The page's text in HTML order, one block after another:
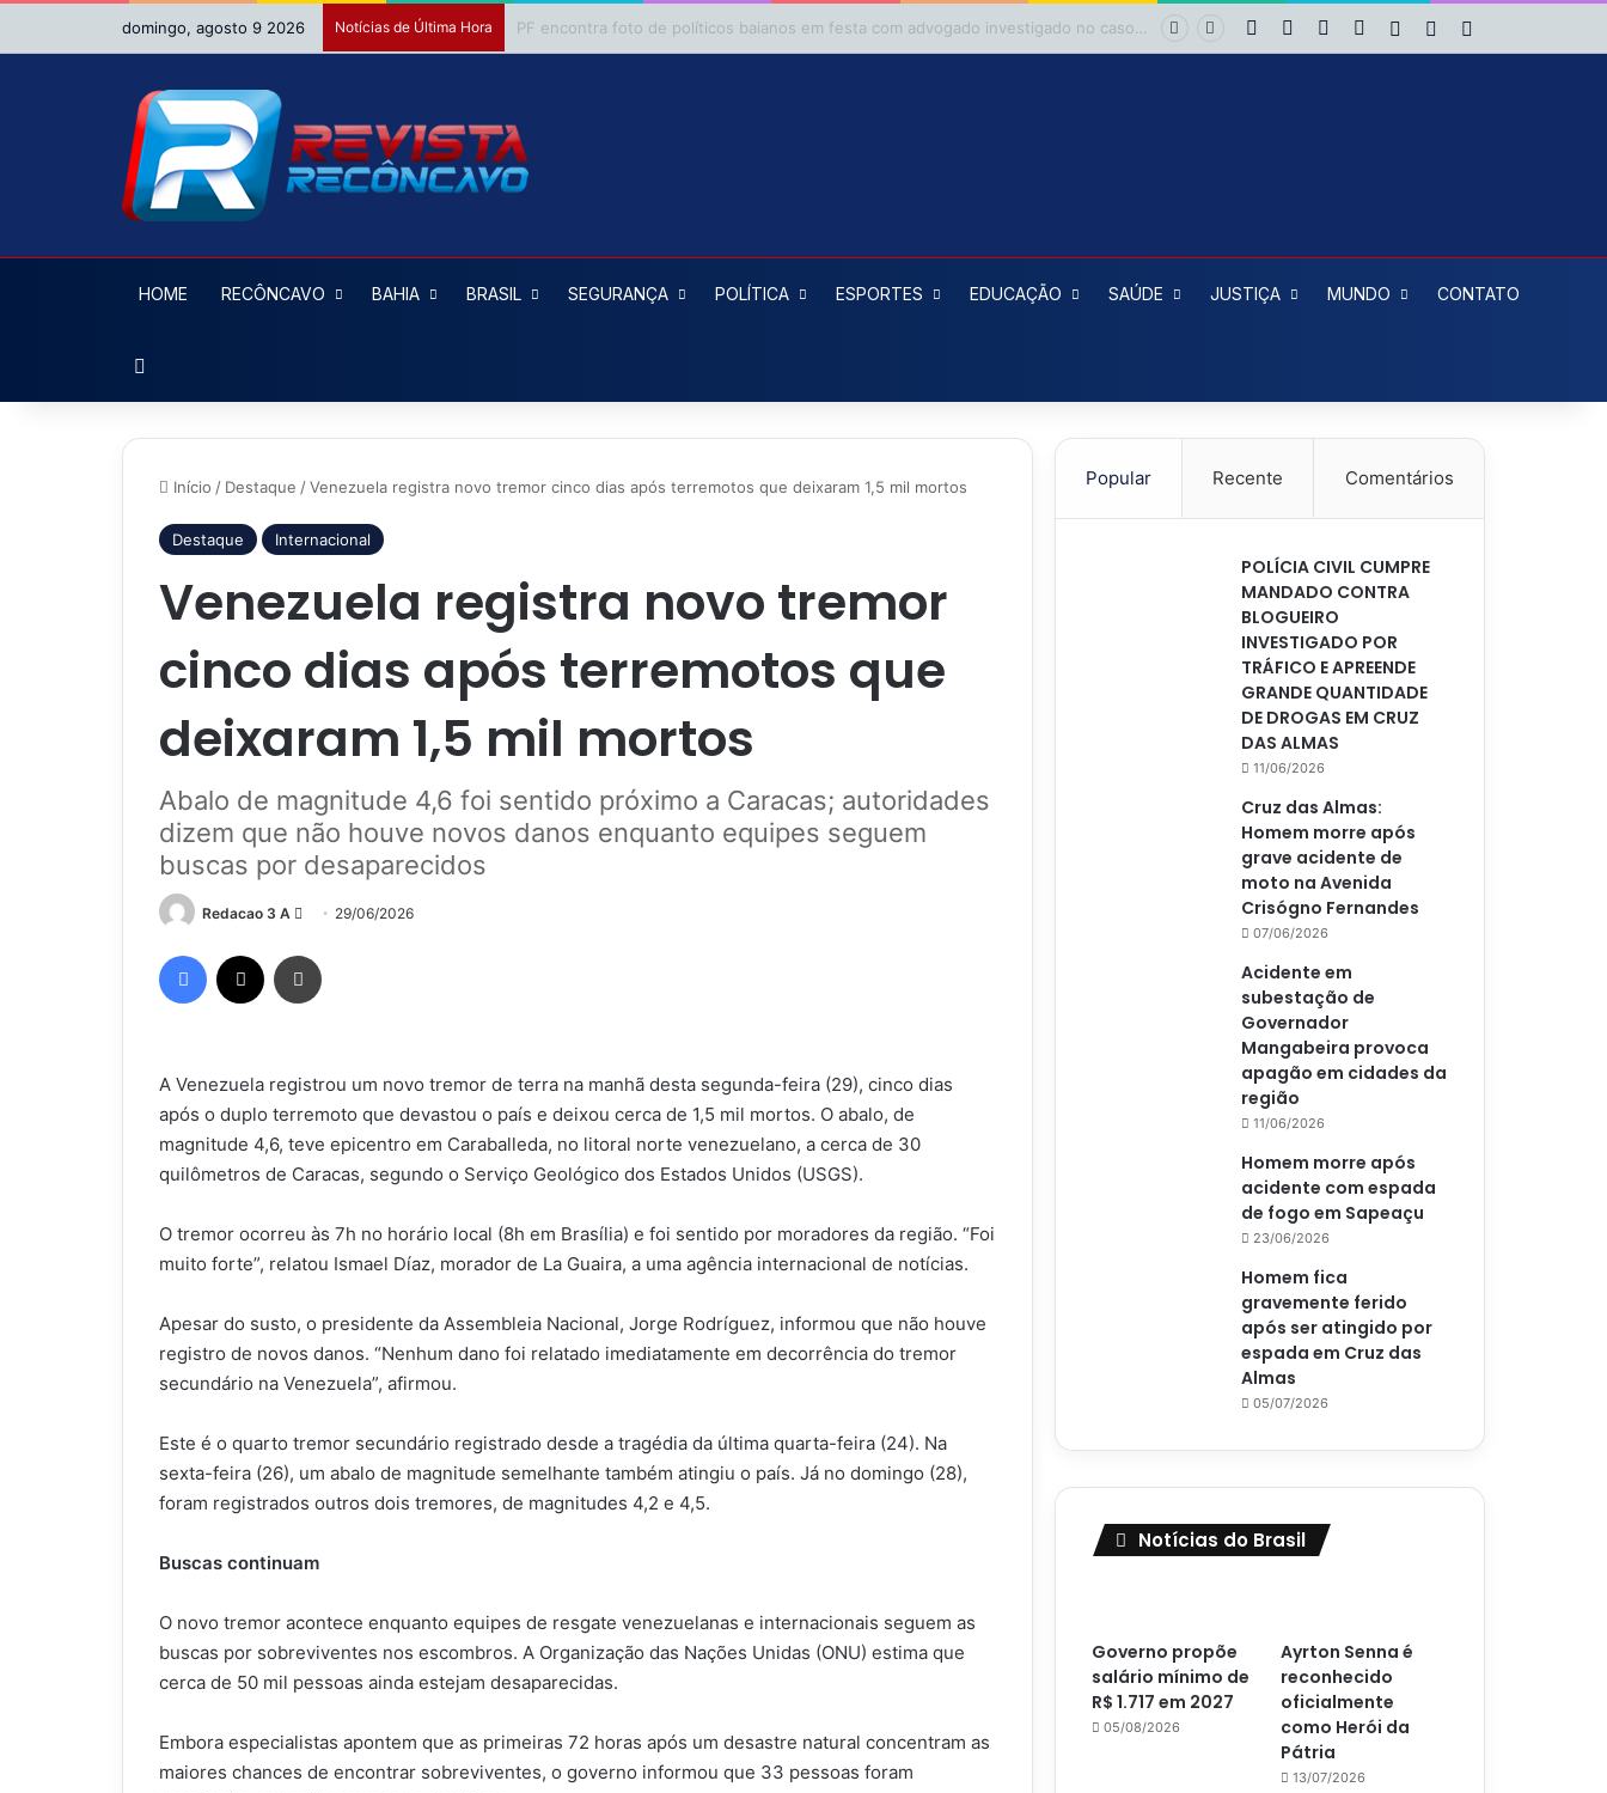
domingo, agosto 9 2026 Notícias de Última Hora MPE pede ao TRE da Bahia impugnação da candidatura de Binho Galinha à reeleição Facebook YouTubeInstagram
Entrar Artigo aleatório
HOME RECÔNCAVO BAHIA BRASIL SEGURANÇA POLÍTICA ESPORTES EDUCAÇÃO SAÚDE JUSTIÇA MUNDO CONTATO
Início / Destaque / Venezuela registra novo tremor cinco dias após terremotos que deixaram 1,5 mil mortos
Destaque Internacional
Venezuela registra novo tremor
cinco dias após terremotos que
deixaram 1,5 mil mortos
Abalo de magnitude 4,6 foi sentido próximo a Caracas; autoridades
dizem que não houve novos danos enquanto equipes seguem
buscas por desaparecidos
Redacao 3 A
Mande
e-
mail
29/06/2026
Facebook
A Venezuela registrou um novo tremor de terra na manhã desta segunda-feira (29), cinco dias
após o duplo terremoto que devastou o país e deixou cerca de 1,5 mil mortos. O abalo, de
magnitude 4,6, teve epicentro em Caraballeda, no litoral norte venezuelano, a cerca de 30
quilômetros de Caracas, segundo o Serviço Geológico dos Estados Unidos (USGS).
O tremor ocorreu às 7h no horário local (8h em Brasília) e foi sentido por moradores da região. “Foi
muito forte”, relatou Ismael Díaz, morador de La Guaira, a uma agência internacional de notícias.
Apesar do susto, o presidente da Assembleia Nacional, Jorge Rodríguez, informou que não houve
registro de novos danos. “Nenhum dano foi relatado imediatamente em decorrência do tremor
secundário na Venezuela”, afirmou.
Este é o quarto tremor secundário registrado desde a tragédia da última quarta-feira (24). Na
sexta-feira (26), um abalo de magnitude semelhante também atingiu o país. Já no domingo (28),
foram registrados outros dois tremores, de magnitudes 4,2 e 4,5.
Buscas continuam
O novo tremor acontece enquanto equipes de resgate venezuelanas e internacionais seguem as
buscas por sobreviventes nos escombros. A Organização das Nações Unidas (ONU) estima que
cerca de 50 mil pessoas ainda estejam desaparecidas.
Embora especialistas apontem que as primeiras 72 horas após um desastre natural concentram as
maiores chances de encontrar sobreviventes, o governo informou que 33 pessoas foram
Popular Recente Comentários
POLÍCIA CIVIL CUMPRE
MANDADO CONTRA
BLOGUEIRO
INVESTIGADO POR
TRÁFICO E APREENDE
GRANDE QUANTIDADE
DE DROGAS EM CRUZ
DAS ALMAS
11/06/2026
Cruz das Almas:
Homem morre após
grave acidente de
moto na Avenida
Crisógno Fernandes
07/06/2026
Acidente em
subestação de
Governador
Mangabeira provoca
apagão em cidades da
região
11/06/2026
Homem morre após
acidente com espada
de fogo em Sapeaçu
23/06/2026
Homem fica
gravemente ferido
após ser atingido por
espada em Cruz das
Almas
05/07/2026
Notícias do Brasil
Governo propõe
salário mínimo de
R$ 1.717 em 2027
05/08/2026
Ayrton Senna é
reconhecido
oficialmente
como Herói da
Pátria
13/07/2026